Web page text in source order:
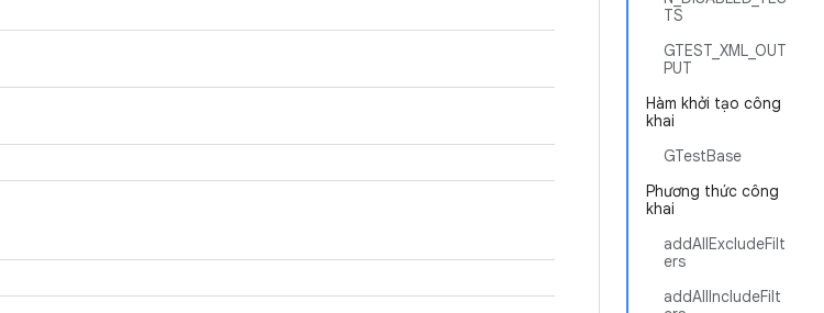
TS
GTEST_XML_OUT
PUT
Hàm khởi tạo công
khai
GTestBase
Phương thức công
khai
addAllExcludeFilt
ers
addAllIncludeFilt